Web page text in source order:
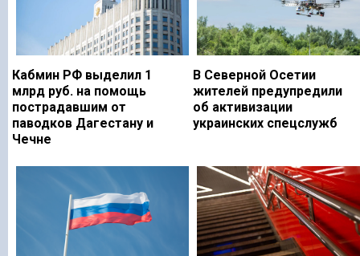
Кабмин РФ выделил 1
млрд руб. на помощь
пострадавшим от
паводков Дагестану и
Чечне
В Северной Осетии
жителей предупредили
об активизации
украинских спецслужб